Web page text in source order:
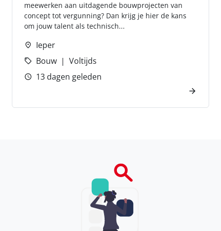
meewerken aan uitdagende bouwprojecten van
concept tot vergunning? Dan krijg je hier de kans
om jouw talent als technisch...
Ieper
Bouw
Voltijds
13 dagen geleden